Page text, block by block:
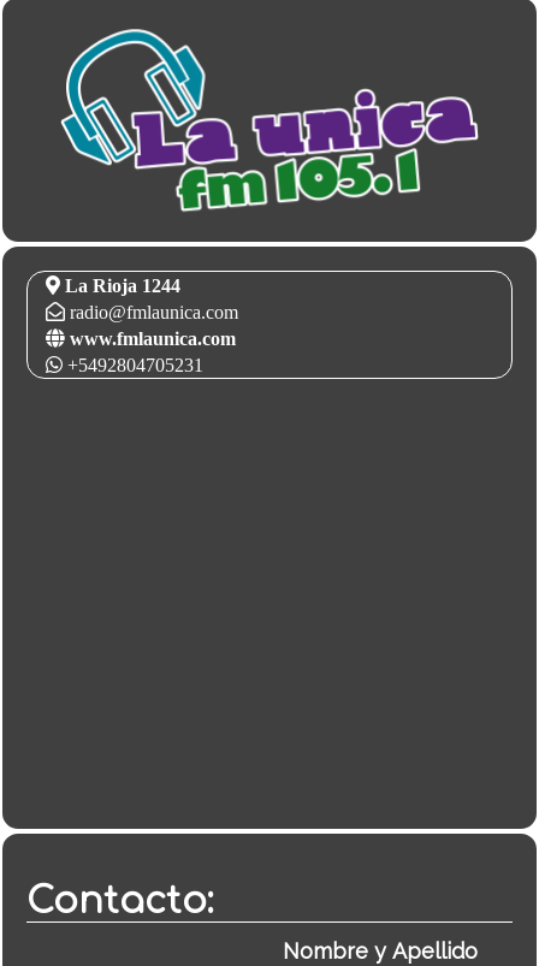
La Rioja 1244
radio@fmlaunica.com
www.fmlaunica.com
+5492804705231
Contacto: